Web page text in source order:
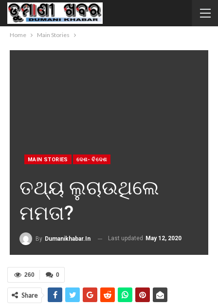
Home Main Stories
MAIN STORIES ଦେଶ- ବିଦେଶ
ତଥ୍ୟ ଲୁଚାଉଥିଲେ
ମମତା?
By Dumanikhabar.in Last updated May 12, 2020
0
260
Share